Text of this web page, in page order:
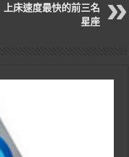
上床速度最快的前三名
星座